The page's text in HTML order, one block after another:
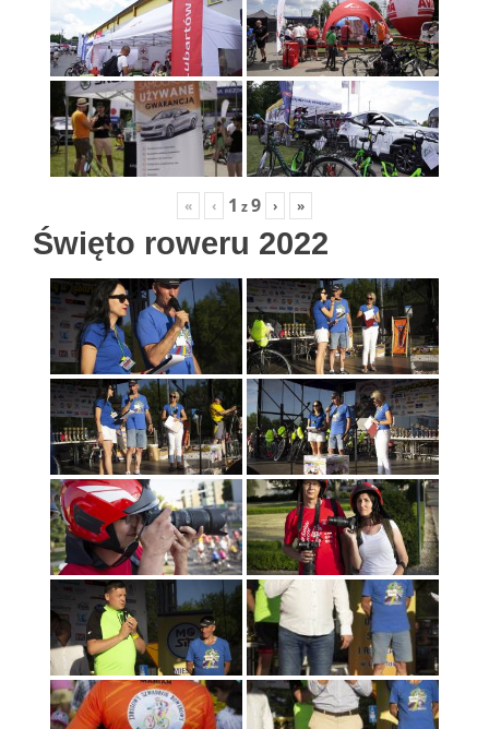
« ‹ 1 z9 › »
Święto roweru 2022